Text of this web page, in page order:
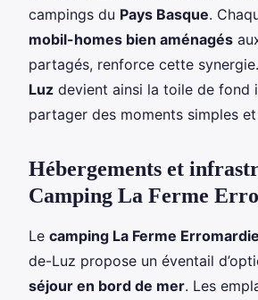
campings du Pays Basque.
mobil-homes bien aménagés
partagés, renforce cette synergie.
Luz devient ainsi la toile de fond
partager des moments simples
Hébergements et
Camping La Ferme
Le camping La Ferme Erromardie
de-Luz propose un éventail
séjour en bord de mer. Les